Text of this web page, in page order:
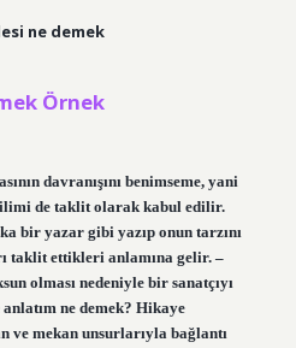
ne demek
Örnek
davranışını benimseme, yani
de taklit olarak kabul edilir.
bir yazar gibi yazıp onun tarzını
taklit ettikleri anlamına gelir. –
olması nedeniyle bir sanatçıyı
ne demek? Hikaye
ve mekan unsurlarıyla bağlantı